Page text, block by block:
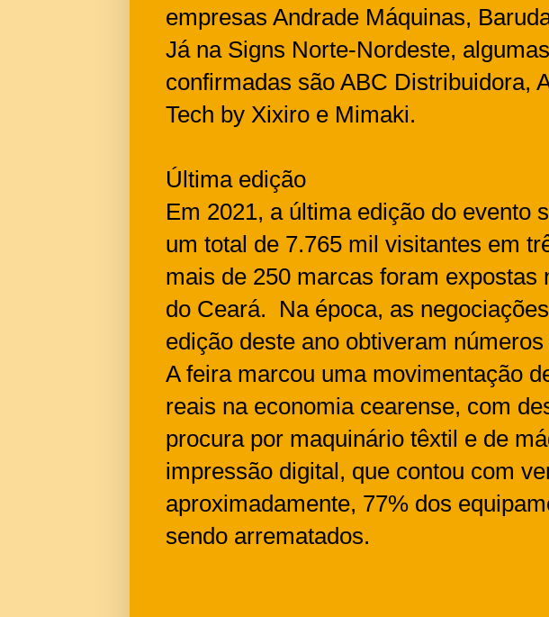
empresas Andrade Máquinas,
Já na Signs Norte-Nordeste,
confirmadas são ABC Distribuidora,
Tech by Xixiro e Mimaki.
Última edição
Em 2021, a última edição do evento
um total de 7.765 mil visitantes em
mais de 250 marcas foram expostas
do Ceará. Na época, as
edição deste ano obtiveram
A feira marcou uma movimentação
reais na economia cearense, com
procura por maquinário têxtil e de
impressão digital, que contou com
aproximadamente, 77% dos
sendo arrematados.